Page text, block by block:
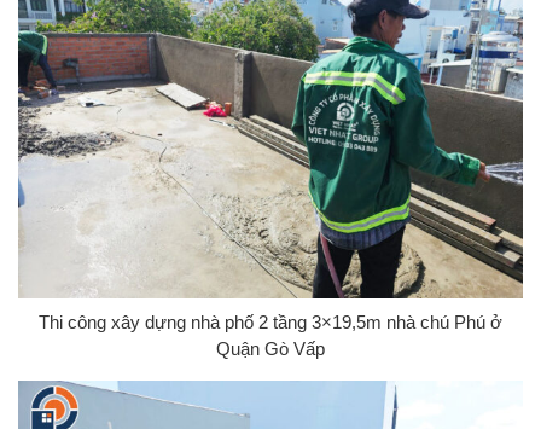
Thi công xây dựng nhà phố 2 tầng 3×19,5m nhà chú Phú ở
Quận Gò Vấp